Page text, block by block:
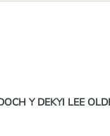
Y DEKYI LEE